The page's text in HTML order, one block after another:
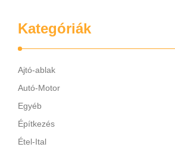
Kategóriák
Ajtó-ablak
Autó-Motor
Egyéb
Építkezés
Étel-Ital